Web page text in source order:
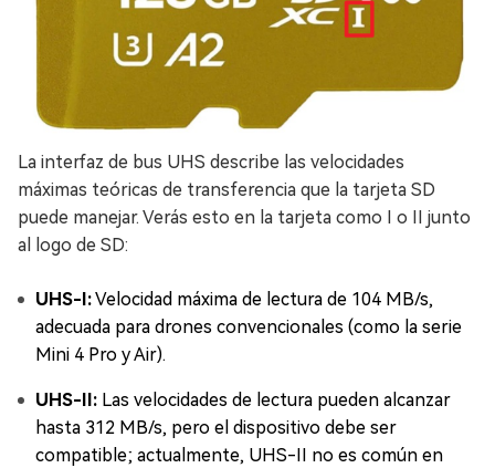
La interfaz de bus UHS describe las velocidades
máximas teóricas de transferencia que la tarjeta SD
puede manejar. Verás esto en la tarjeta como I o II junto
al logo de SD:
UHS-I:Velocidad máxima de lectura de 104 MB/s,
adecuada para drones convencionales (como la serie
Mini 4 Pro y Air).
UHS-II: Las velocidades de lectura pueden alcanzar
hasta 312 MB/s, pero el dispositivo debe ser
compatible; actualmente, UHS-II no es común en